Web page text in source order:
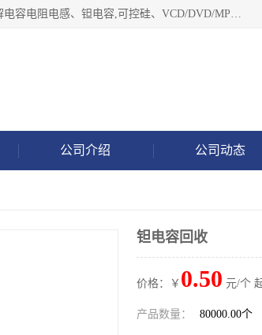
长期现金收购以下直插DIP,贴片SMD元器件:集成电路、二三极管、稳压管、 电解电容电阻电感、钽电容,可控硅、VCD/DVD/MP3激光头、红外发射接收、行管、 BGA芯片,霍尔元件、发光管、晶振,继电器,舌簧管舌簧继电器等各种电子元器件 , 量大量小不限!QQ9 联系电话谢先生 E-mail
公司介绍 公司动态
钽电容回收
价格：￥ 0.50 元/个
产品数量： 80000.00个